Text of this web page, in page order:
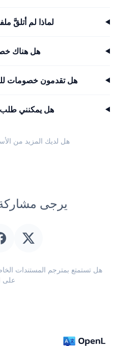
لماذا لم أتلقَّ
هل هناك
هل تقدمون خصومات
هل يمكنني طلب
هل لديك المزيد من
يرجى
هل تستمتع بمترجم المستندات
على